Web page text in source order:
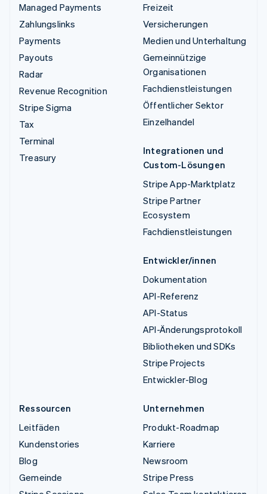
Managed Payments
Zahlungslinks
Payments
Payouts
Radar
Revenue Recognition
Stripe Sigma
Tax
Terminal
Treasury
Freizeit
Versicherungen
Medien und Unterhaltung
Gemeinnützige
Organisationen
Fachdienstleistungen
Öffentlicher Sektor
Einzelhandel
Integrationen und
Custom-Lösungen
Stripe App-Marktplatz
Stripe Partner
Ecosystem
Fachdienstleistungen
Entwickler/innen
Dokumentation
API-Referenz
API-Status
API-Änderungsprotokoll
Bibliotheken und SDKs
Stripe Projects
Entwickler-Blog
Ressourcen
Leitfäden
Kundenstories
Blog
Gemeinde
Unternehmen
Produkt-Roadmap
Karriere
Newsroom
Stripe Press